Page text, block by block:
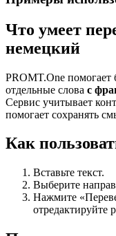
Что умеет
немецкий
PROMT.One помогает
отдельные слова с
Сервис учитывает
помогает сохранять
Как
Вставьте текст.
Выберите
Нажмите
отредактируйте